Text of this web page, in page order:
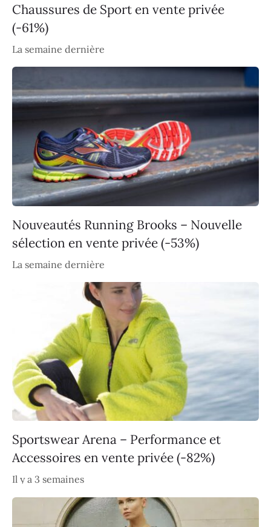
Chaussures de Sport en vente privée
(-61%)
La semaine dernière
Nouveautés Running Brooks – Nouvelle
sélection en vente privée (-53%)
La semaine dernière
Sportswear Arena – Performance et
Accessoires en vente privée (-82%)
Il y a 3 semaines